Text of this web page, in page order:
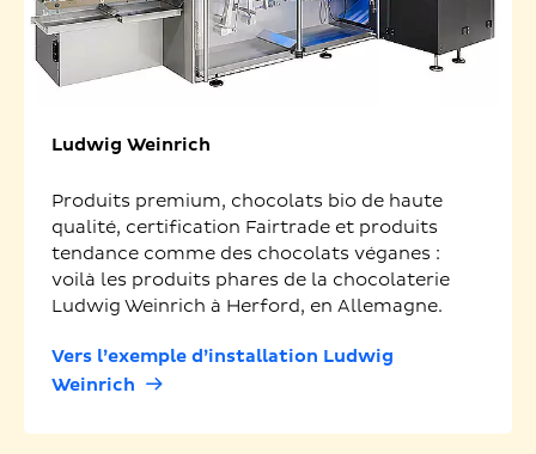
Ludwig Weinrich
Produits premium, chocolats bio de haute
qualité, certification Fairtrade et produits
tendance comme des chocolats véganes :
voilà les produits phares de la chocolaterie
Ludwig Weinrich à Herford, en Allemagne.
Vers l’exemple d’installation Ludwig
Weinrich